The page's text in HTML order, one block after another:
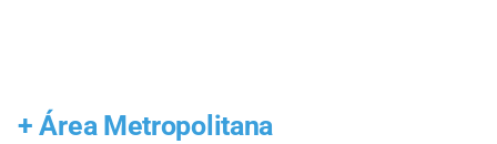
+ Área Metropolitana